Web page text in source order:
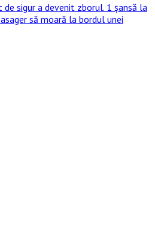
sigur a devenit zborul. 1 șansă la
să moară la bordul unei